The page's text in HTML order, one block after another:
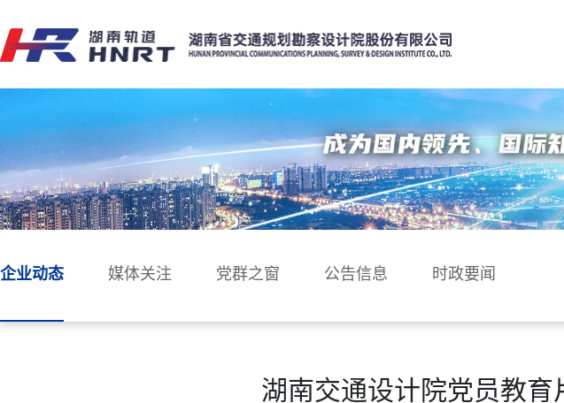
企业动态 媒体关注 党群之窗 公告信息 时政要闻
湖南交通设计院党员教